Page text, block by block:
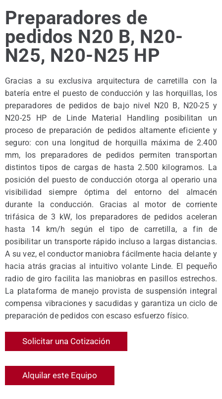
Preparadores de
pedidos N20 B, N20-
N25, N20-N25 HP
Gracias a su exclusiva arquitectura de carretilla con la
batería entre el puesto de conducción y las horquillas, los
preparadores de pedidos de bajo nivel N20 B, N20-25 y
N20-25 HP de Linde Material Handling posibilitan un
proceso de preparación de pedidos altamente eficiente y
seguro: con una longitud de horquilla máxima de 2.400
mm, los preparadores de pedidos permiten transportan
distintos tipos de cargas de hasta 2.500 kilogramos. La
posición del puesto de conducción otorga al operario una
visibilidad siempre óptima del entorno del almacén
durante la conducción. Gracias al motor de corriente
trifásica de 3 kW, los preparadores de pedidos aceleran
hasta 14 km/h según el tipo de carretilla, a fin de
posibilitar un transporte rápido incluso a largas distancias.
A su vez, el conductor maniobra fácilmente hacia delante y
hacia atrás gracias al intuitivo volante Linde. El pequeño
radio de giro facilita las maniobras en pasillos estrechos.
La plataforma de manejo provista de suspensión integral
compensa vibraciones y sacudidas y garantiza un ciclo de
preparación de pedidos con escaso esfuerzo físico.
Solicitar una Cotización
Alquilar este Equipo